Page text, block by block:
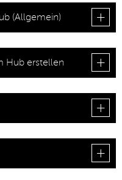
(Allgemein)
Hub erstellen